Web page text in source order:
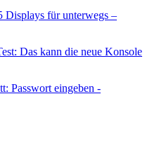
für unterwegs –
Das kann die neue Konsole
Passwort eingeben -